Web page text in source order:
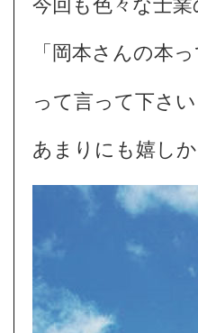
今回も色々な士
「岡本さんの本
って言って下さ
あまりにも嬉し